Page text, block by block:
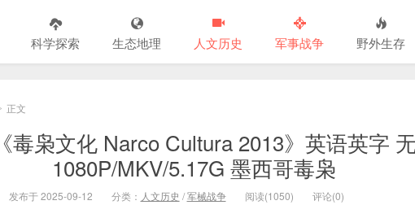
科学探索 生态地理 人文历史 军事战争 野外生存
正文
毒枭文化 Narco Cultura 2013》英语英字
1080P/MKV/5.17G 墨西哥毒枭
发布于 2025-09-12 分类： 人文历史 /军械战争 阅读(1050) 评论(0)